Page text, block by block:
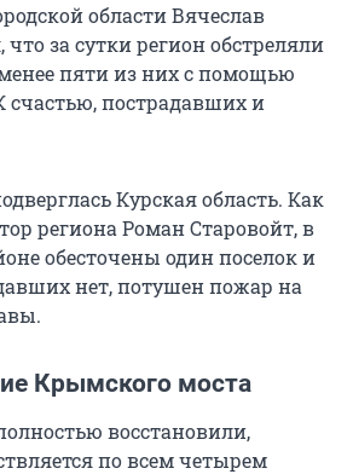
области Вячеслав
за сутки регион обстреляли
менее пяти из них с помощью
счастью, пострадавших и
Курская область. Как
региона Роман Старовойт, в
обесточены один поселок и
нет, потушен пожар на
Крымского моста
восстановили,
по всем четырем